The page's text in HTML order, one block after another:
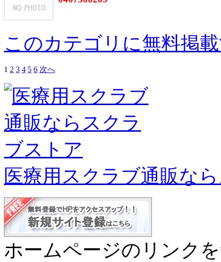
このカテゴリに無料掲
1 2 3 4 5 6 次へ
医療用スクラブ通販な
ホームページのリンク